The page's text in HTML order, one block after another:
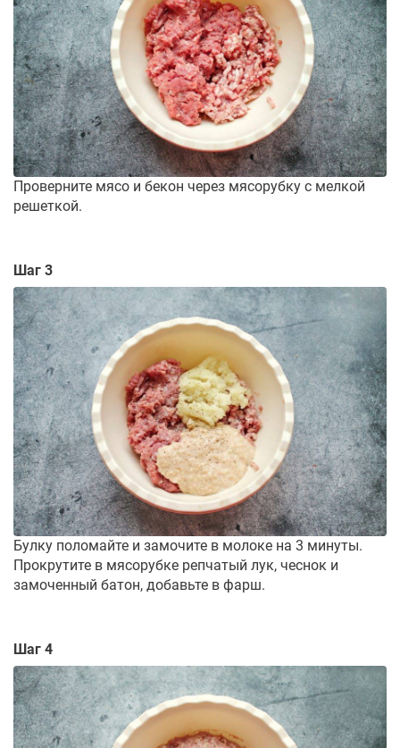
Проверните мясо и бекон через мясорубку с мелкой
решеткой.
Шаг 3
Булку поломайте и замочите в молоке на 3 минуты.
Прокрутите в мясорубке репчатый лук, чеснок и
замоченный батон, добавьте в фарш.
Шаг 4